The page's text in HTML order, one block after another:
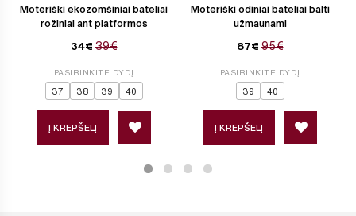
Moteriški ekozomšiniai bateliai
rožiniai ant platformos
34€ 39€
PASIRINKITE DYDĮ
37 38 39 40
Į KREPŠELĮ
Moteriški odiniai bateliai balti
užmaunami
87€ 95€
PASIRINKITE DYDĮ
39 40
Į KREPŠELĮ